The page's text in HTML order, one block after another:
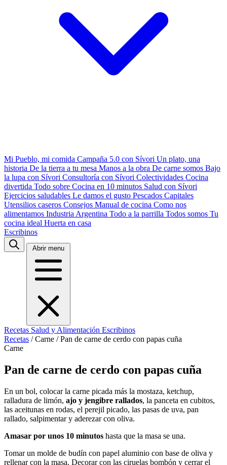
Mi Pueblo, mi comida Campaña 5.0 con Sívori Un plato, una
historia De la tierra a tu mesa Manos a la obra De carne somos Bajo
la lupa con Sívori Consultoría con Sívori Colectividades Cocina
divertida Todo sobre Cocina en 10 minutos Salud con Sívori
Ejercicios saludables Le damos el gusto Pescados Capitales
Utensilios caseros Consejos Manual de cocina Como nos
alimentamos Industria Argentina Todo a la parrilla Todos somos Tu
cocina ideal Huerta en casa
Escribinos
Abrir menu
Recetas Salud y Alimentación Escribinos
Recetas / Carne / Pan de carne de cerdo con papas cuña
Carne
Pan de carne de cerdo con papas cuña
En un bol, colocar la carne picada más la mostaza, ketchup,
ralladura de limón, ajo y jengibre rallados, la panceta en cubitos,
las aceitunas en rodas, el perejil picado, las pasas de uva, pan
rallado, salpimentar y aderezar con oliva.
Amasar por unos 10 minutos hasta que la masa se una.
Tomar un molde de budín con papel aluminio con base de oliva y
rellenar con la masa. Decorar con las ciruelas bombón y cerrar el